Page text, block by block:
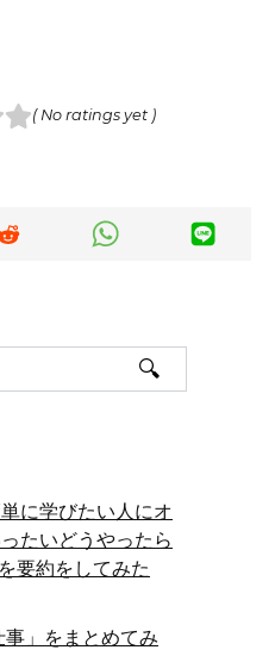
( No ratings yet )
に学びたい人にオ
たいどうやったら
要約をしてみた
事」をまとめてみ